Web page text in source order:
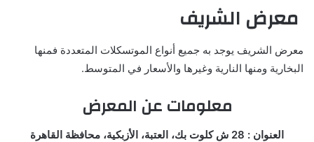
معرض الشريف
معرض الشريف يوجد به جميع أنواع الموتسكلات المتعددة فمنها
البخارية ومنها النارية وغيرها والأسعار في المتوسط.
معلومات عن المعرض
العنوان : 28 ش كلوت بك، العتبة، الأزبكية، محافظة القاهرة